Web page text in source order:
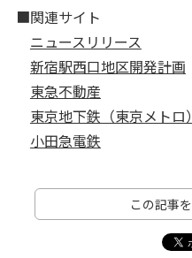
■関連サイト
ニュースリリース
新宿駅西口地区開発計画
東急不動産
東京地下鉄（東京メトロ）
小田急電鉄
この記事